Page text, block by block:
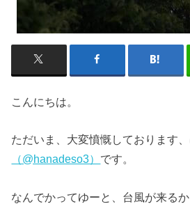
こんにちは。
ただいま、大変憤慨しております
（@hanadeso3） です。
なんでかってゆーと、台風が来るか